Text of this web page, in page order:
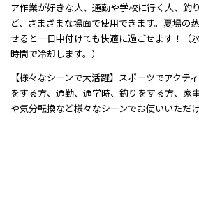
ア作業が好きな人、通勤や学校に行く人、釣
ど、さまざまな場面で使用できます。夏場の
せると一日中付けても快適に過ごせます！（
時間で冷却します。）
【様々なシーンで大活躍】スポーツでアクテ
をする方、通勤、通学時、釣りをする方、家
や気分転換など様々なシーンでお使いいただけ